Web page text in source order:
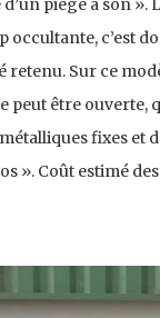
occultante, c’est
retenu. Sur ce
peut être ouverte,
fixes et
». Coût estimé